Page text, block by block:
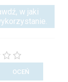
w jaki